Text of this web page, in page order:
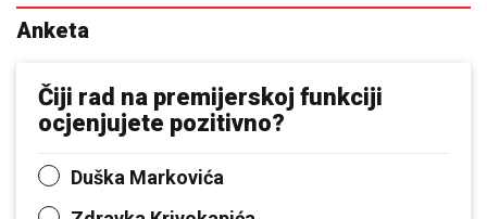
Anketa
Čiji rad na premijerskoj funkciji
ocjenjujete pozitivno?
Duška Markovića